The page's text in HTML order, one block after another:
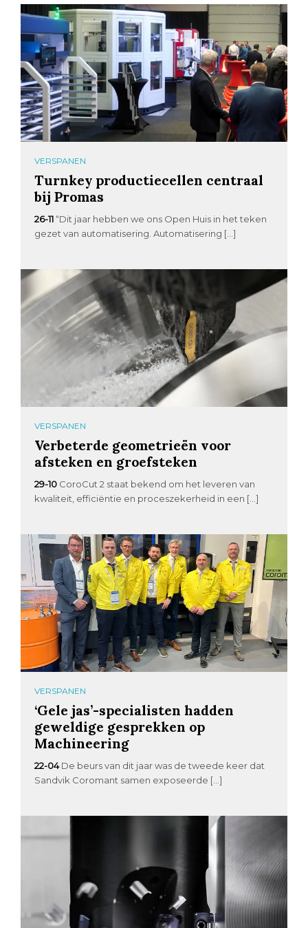
VERSPANEN
Turnkey productiecellen centraal
bij Promas
26-11 “Dit jaar hebben we ons Open Huis in het teken
gezet van automatisering. Automatisering […]
VERSPANEN
Verbeterde geometrieën voor
afsteken en groefsteken
29-10 CoroCut 2 staat bekend om het leveren van
kwaliteit, efficiëntie en proceszekerheid in een […]
VERSPANEN
‘Gele jas’-specialisten hadden
geweldige gesprekken op
Machineering
22-04 De beurs van dit jaar was de tweede keer dat
Sandvik Coromant samen exposeerde […]